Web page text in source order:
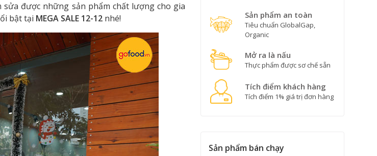
được những sản phẩm chất lượng cho gia
bật tại MEGA SALE 12-12 nhé! Sản phẩm an toàn
Tiêu chuẩn GlobalGap,
Organic
Mở ra là nấu
Thực phẩm được sơ chế sẵn
Tích điểm khách hàng
Tích điểm 1% giá trị đơn hàng
Sản phẩm bán chạy